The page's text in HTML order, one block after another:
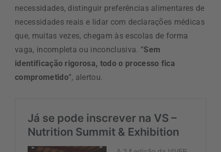
necessidades, distinguir preferências alimentares de
necessidades reais e lidar com declarações médicas
que, muitas vezes, chegam às escolas de forma
vaga, incompleta ou inconclusiva. “Sem
identificação rigorosa, todo o processo fica
comprometido”, alertou.